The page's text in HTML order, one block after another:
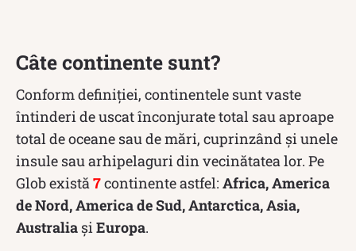
Câte continente sunt?
Conform definiției, continentele sunt vaste
întinderi de uscat înconjurate total sau aproape
total de oceane sau de mări, cuprinzând și unele
insule sau arhipelaguri din vecinătatea lor. Pe
Glob există 7continente astfel: Africa, America
de Nord, America de Sud, Antarctica, Asia,
Australia și Europa.